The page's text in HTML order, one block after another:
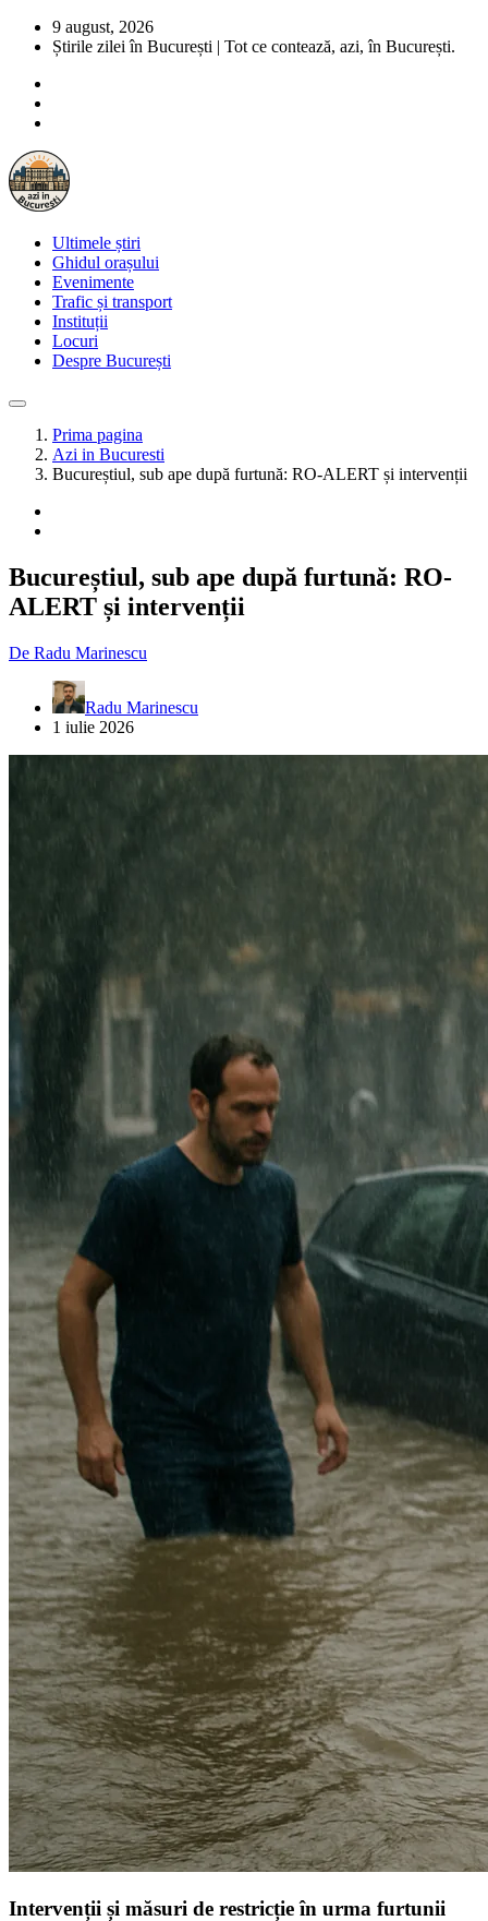
9 august, 2026
Știrile zilei în București | Tot ce contează, azi, în București.
Ultimele știri
Ghidul orașului
Evenimente
Trafic și transport
Instituții
Locuri
Despre București
Prima pagina
Azi in Bucuresti
Bucureștiul, sub ape după furtună: RO-ALERT și intervenții
Bucureștiul, sub ape după furtună: RO-
ALERT și intervenții
De Radu Marinescu
Radu Marinescu
1 iulie 2026
Intervenții și măsuri de restricție în urma furtunii